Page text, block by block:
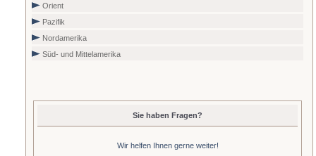
Orient
Pazifik
Nordamerika
Süd- und Mittelamerika
Sie haben Fragen?
Wir helfen Ihnen gerne weiter!